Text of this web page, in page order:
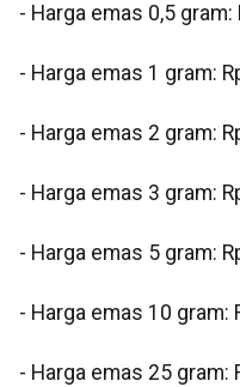
‎‎- Harga emas 0,5 gram:
- ⁠Harga emas 1 gram:
‎- ⁠Harga emas 2 gram:
‎- ⁠Harga emas 3 gram:
‎- ⁠Harga emas 5 gram:
‎- ⁠Harga emas 10 gram:
‎- Harga emas 25 gram: